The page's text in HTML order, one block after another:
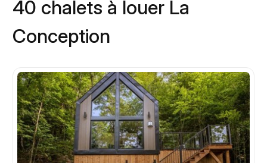
40 chalets à louer La
Conception